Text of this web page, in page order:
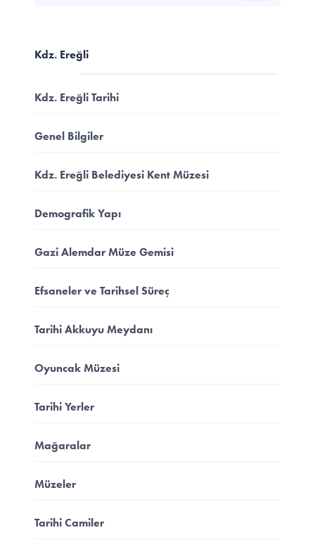
Kdz. Ereğli
Kdz. Ereğli Tarihi
Genel Bilgiler
Kdz. Ereğli Belediyesi Kent Müzesi
Demografik Yapı
Gazi Alemdar Müze Gemisi
Efsaneler ve Tarihsel Süreç
Tarihi Akkuyu Meydanı
Oyuncak Müzesi
Tarihi Yerler
Mağaralar
Müzeler
Tarihi Camiler